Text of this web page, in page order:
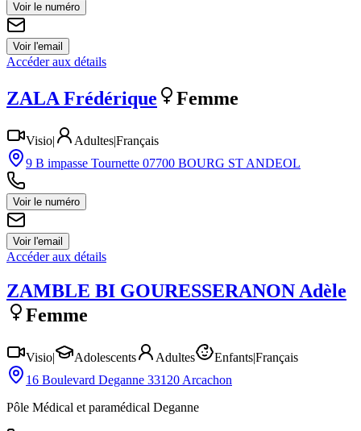
Voir le numéro
Voir l'email
Accéder aux détails
ZALA Frédérique Femme
Visio| Adultes|Français
9 B impasse Tournette 07700 BOURG ST ANDEOL
Voir le numéro
Voir l'email
Accéder aux détails
ZAMBLE BI GOURESSERANON Adèle
Femme
Visio| Adolescents Adultes Enfants|Français
16 Boulevard Deganne 33120 Arcachon
Pôle Médical et paramédical Deganne